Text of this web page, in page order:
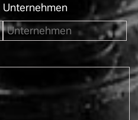
Unternehmen